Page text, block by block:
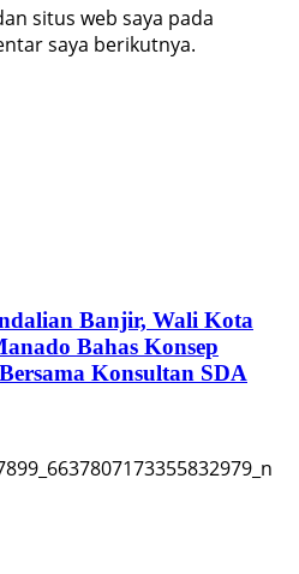
situs web saya pada
saya berikutnya.
Banjir, Wali Kota
Bahas Konsep
Konsultan SDA